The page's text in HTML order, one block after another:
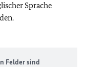
Sprache
Felder sind